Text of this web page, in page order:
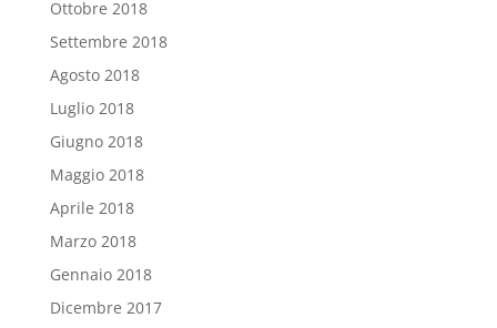
Ottobre 2018
Settembre 2018
Agosto 2018
Luglio 2018
Giugno 2018
Maggio 2018
Aprile 2018
Marzo 2018
Gennaio 2018
Dicembre 2017